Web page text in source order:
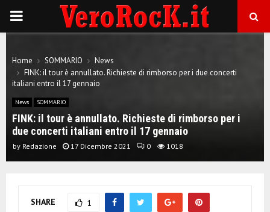
P
I
M
A
Home SOMMARIO
News
FINK: il tour è annullato. Richieste di rimborso per i due concerti
italiani entro il 17 gennaio
News SOMMARIO
FINK: il tour è annullato. Richieste di rimborso per i
due concerti italiani entro il 17 gennaio
by Redazione 17 Dicembre 2021 0 1018
SHARE 1